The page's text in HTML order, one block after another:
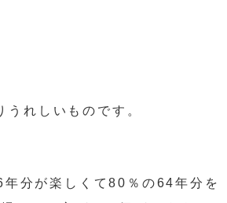
れしいものです。
分が楽しくて80％の64年分を